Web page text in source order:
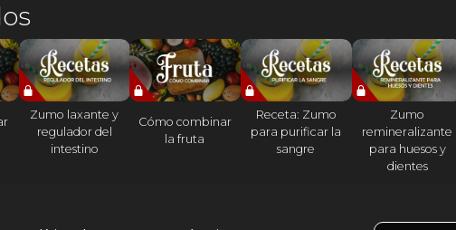
Zumo laxante y
regulador del
intestino
Cómo combinar
la fruta
Receta: Zumo
para purificar la
sangre
Zumo
remineralizante
para huesos y
dientes